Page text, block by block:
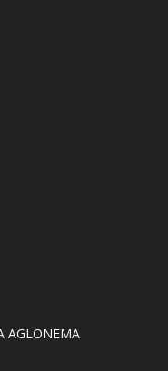
AGLONEMA